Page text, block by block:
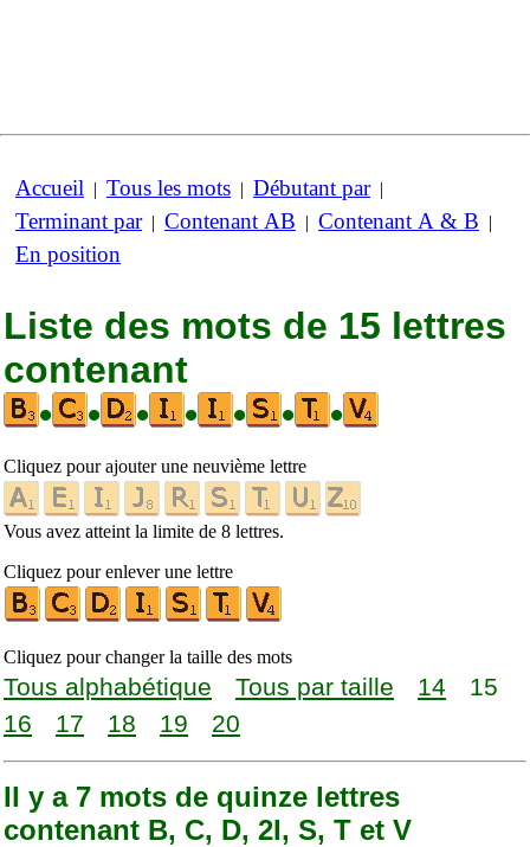
Accueil | Tous les mots | Débutant par|
Terminant par| Contenant AB | Contenant A & B |
En position
Liste des mots de 15 lettres
contenant
•
• • • • • •
Cliquez pour ajouter une neuvième lettre
Vous avez atteint la limite de 8 lettres.
Cliquez pour enlever une lettre
Cliquez pour changer la taille des mots
Tous alphabétique Tous par taille 14
15
16
17 18 19 20
Il y a 7 mots de quinze lettres
contenant B, C, D, 2I, S, T et V